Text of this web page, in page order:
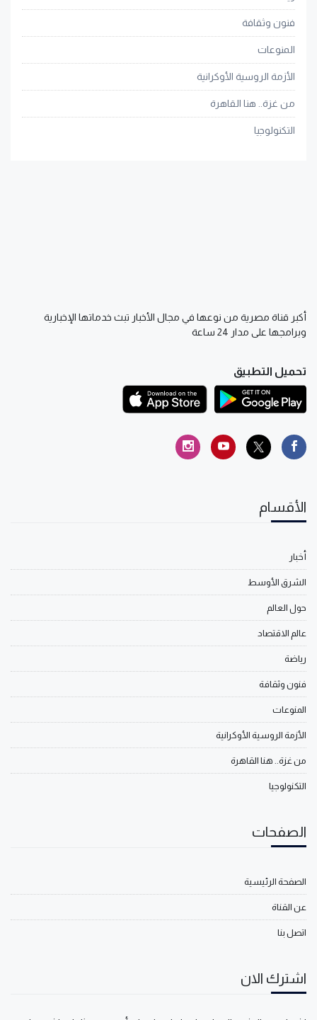
فنون وثقافة
المنوعات
الأزمة الروسية الأوكرانية
من غزة.. هنا القاهرة
التكنولوجيا
أكبر قناة مصرية من نوعها في مجال الأخبار تبث خدماتها الإخبارية
وبرامجها على مدار 24 ساعة
تحميل التطبيق
الأقسام
أخبار
الشرق الأوسط
حول العالم
عالم الاقتصاد
رياضة
فنون وثقافة
المنوعات
الأزمة الروسية الأوكرانية
من غزة.. هنا القاهرة
التكنولوجيا
الصفحات
الصفحة الرئيسية
عن القناة
اتصل بنا
اشترك الان